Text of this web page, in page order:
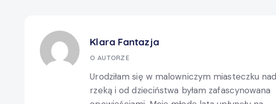
Klara Fantazja
O AUTORZE
Urodziłam się w malowniczym miasteczku nad
rzeką i od dzieciństwa byłam zafascynowana